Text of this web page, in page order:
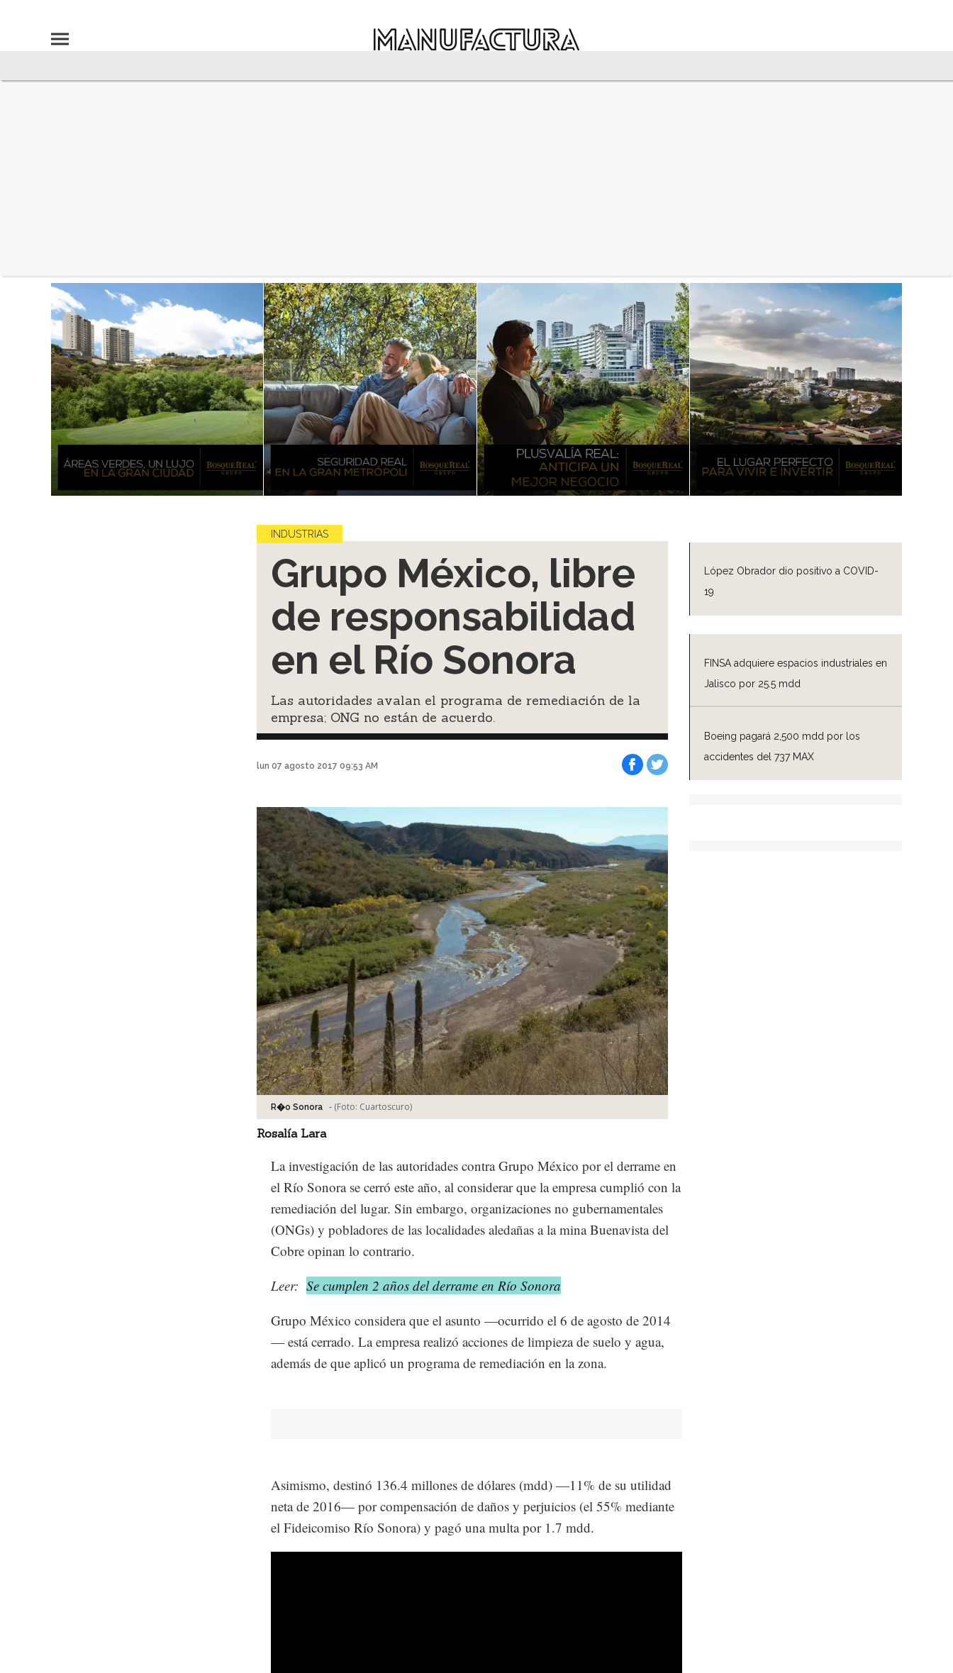
López Obrador dio positivo a COVID-
19
FINSA adquiere espacios industriales en
Jalisco por 25.5 mdd
Boeing pagará 2,500 mdd por los
accidentes del 737 MAX
INDUSTRIAS
Grupo México, libre
de responsabilidad
en el Río Sonora
Las autoridades avalan el programa de remediación de la
empresa; ONG no están de acuerdo.
lun 07 agosto 2017 09:53 AM
R�o Sonora - (Foto: Cuartoscuro)
Rosalía Lara
La investigación de las autoridades contra Grupo México por el derrame en
el Río Sonora se cerró este año, al considerar que la empresa cumplió con la
remediación del lugar. Sin embargo, organizaciones no gubernamentales
(ONGs) y pobladores de las localidades aledañas a la mina Buenavista del
Cobre opinan lo contrario.
Leer: Se cumplen 2 años del derrame en Río Sonora
Grupo México considera que el asunto —ocurrido el 6 de agosto de 2014
— está cerrado. La empresa realizó acciones de limpieza de suelo y agua,
además de que aplicó un programa de remediación en la zona.
Asimismo, destinó 136.4 millones de dólares (mdd) —11% de su utilidad
neta de 2016— por compensación de daños y perjuicios (el 55% mediante
el Fideicomiso Río Sonora) y pagó una multa por 1.7 mdd.